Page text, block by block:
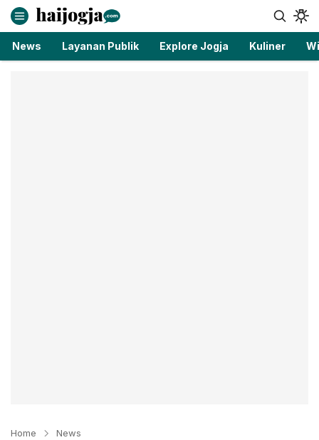
haijogja.com
Berita Jogja Terbaru dan Terkini
News Layanan Publik Explore Jogja Kuliner
Home News